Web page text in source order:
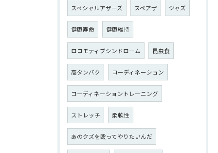
スペシャルアザーズ スペアザ ジャズ
健康寿命 健康維持
ロコモティブシンドローム 昆虫食
高タンパク コーディネーション
コーディネーショントレーニング
ストレッチ 柔軟性
あのクズを殴ってやりたいんだ